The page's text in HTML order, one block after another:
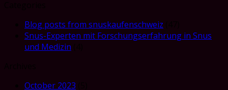
Blog posts from snuskaufenschweiz
Snus-Experten mit Forschungserfahrung in Snus
und Medizin
October 2023